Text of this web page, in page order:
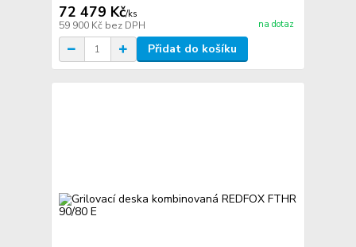
72 479 Kč/ks
59 900 Kč bez DPH na dotaz
Přidat do košíku